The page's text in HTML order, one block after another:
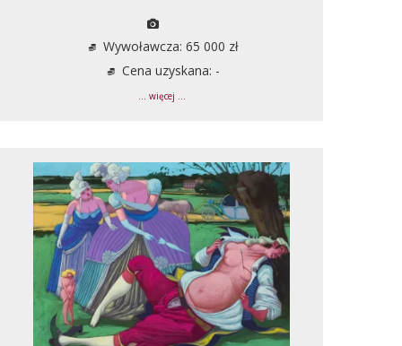
Wywoławcza: 65 000 zł
Cena uzyskana: -
... więcej ...